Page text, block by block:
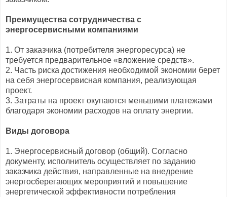
Преимущества сотрудничества с
энергосервисными компаниями
1. От заказчика (потребителя энергоресурса) не
требуется предварительное «вложение средств».
2. Часть риска достижения необходимой экономии берет
на себя энергосервисная компания, реализующая
проект.
3. Затраты на проект окупаются меньшими платежами
благодаря экономии расходов на оплату энергии.
Виды договора
1. Энергосервисный договор (общий). Согласно
документу, исполнитель осуществляет по заданию
заказчика действия, направленные на внедрение
энергосберегающих мероприятий и повышение
энергетической эффективности потребления